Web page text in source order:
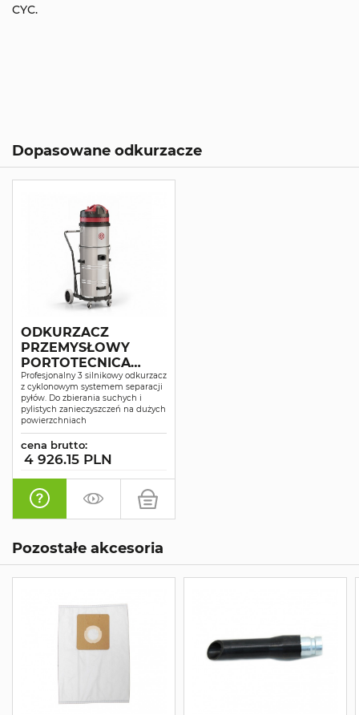
CYC.
Dopasowane odkurzacze
ODKURZACZ
PRZEMYSŁOWY
PORTOTECNICA
TOPPER 433 GS 3/78
CYC
Profesjonalny 3 silnikowy odkurzacz
z cyklonowym systemem separacji
pyłów. Do zbierania suchych i
pylistych zanieczyszczeń na dużych
powierzchniach
cena brutto:
4 926.15 PLN
Pozostałe akcesoria